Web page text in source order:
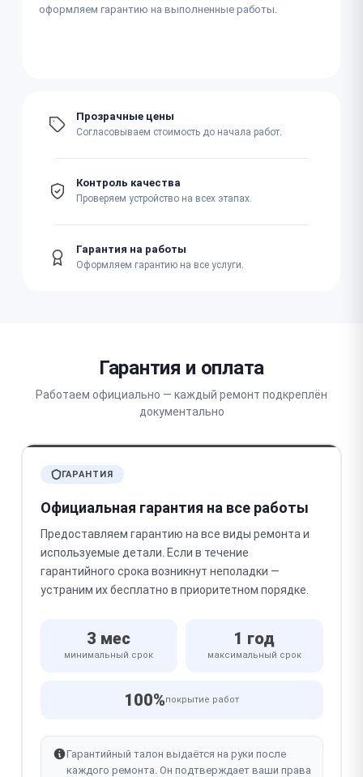
оформляем гарантию на выполненные работы.
Прозрачные цены
Согласовываем стоимость до начала работ.
Контроль качества
Проверяем устройство на всех этапах.
Гарантия на работы
Оформляем гарантию на все услуги.
Гарантия и оплата
Работаем официально — каждый ремонт подкреплён
документально
ГАРАНТИЯ
Официальная гарантия на все работы
Предоставляем гарантию на все виды ремонта и
используемые детали. Если в течение
гарантийного срока возникнут неполадки —
устраним их бесплатно в приоритетном порядке.
3 мес
минимальный срок
1 год
максимальный срок
100%покрытие работ
Гарантийный талон выдаётся на руки после
каждого ремонта. Он подтверждает ваши права